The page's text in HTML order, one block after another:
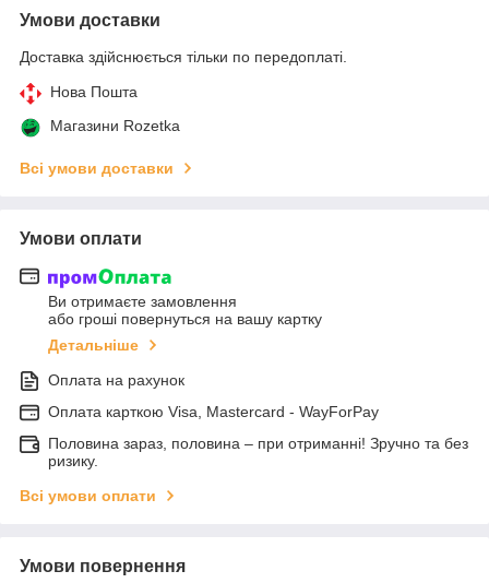
Умови доставки
Доставка здійснюється тільки по передоплаті.
Нова Пошта
Магазини Rozetka
Всі умови доставки
Умови оплати
Ви отримаєте замовлення
або гроші повернуться на вашу картку
Детальніше
Оплата на рахунок
Оплата карткою Visa, Mastercard - WayForPay
Половина зараз, половина – при отриманні! Зручно та без
ризику.
Всі умови оплати
Умови повернення